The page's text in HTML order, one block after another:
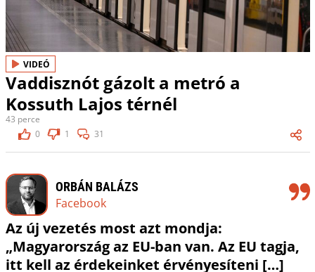
VIDEÓ
Vaddisznót gázolt a metró a
Kossuth Lajos térnél
43 perce
0
1 31
ORBÁN BALÁZS
Facebook
Az új vezetés most azt mondja:
„Magyarország az EU-ban van. Az EU tagja,
itt kell az érdekeinket érvényesíteni […]